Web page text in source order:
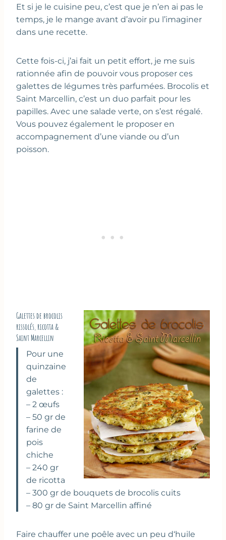
Et si je le cuisine peu, c’est que je n’en ai pas le
temps, je le mange avant d’avoir pu l’imaginer
dans une recette.
Cette fois-ci, j’ai fait un petit effort, je me suis
rationnée afin de pouvoir vous proposer ces
galettes de légumes très parfumées. Brocolis et
Saint Marcellin, c’est un duo parfait pour les
papilles. Avec une salade verte, on s’est régalé.
Vous pouvez également le proposer en
accompagnement d’une viande ou d’un
poisson.
Galettes de brocolis
rissolés, ricotta &
Saint Marcellin
Pour une
quinzaine
de
galettes :
– 2 œufs
– 50 gr de
farine de
pois
chiche
– 240 gr
de ricotta
– 300 gr de bouquets de brocolis cuits
– 80 gr de Saint Marcellin affiné
Faire chauffer une poêle avec un peu d‘huile